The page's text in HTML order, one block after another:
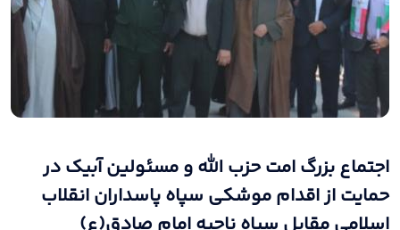
اجتماع بزرگ امت حزب الله و مسئولین آبیک در
حمایت از اقدام موشکی سپاه پاسداران انقلاب